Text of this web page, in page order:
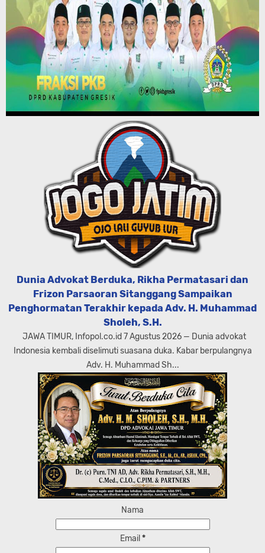
Dunia Advokat Berduka, Rikha Permatasari dan
Frizon Parsaoran Sitanggang Sampaikan
Penghormatan Terakhir kepada Adv. H. Muhammad
Sholeh, S.H.
JAWA TIMUR, Infopol.co.id 7 Agustus 2026 — Dunia advokat
Indonesia kembali diselimuti suasana duka. Kabar berpulangnya
Adv. H. Muhammad Sh...
Nama
Email *